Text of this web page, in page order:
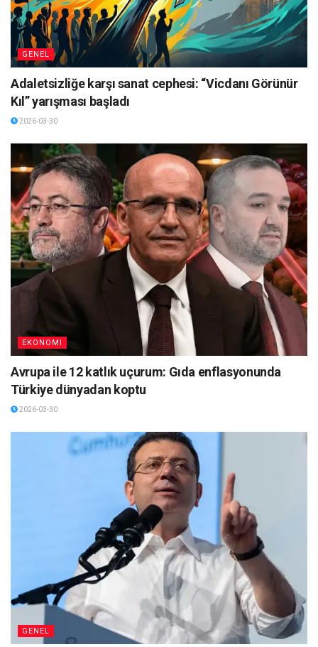
GENEL
Adaletsizliğe karşı sanat cephesi: “Vicdanı Görünür
Kıl” yarışması başladı
2026-03-30
EKONOMI
Avrupa ile 12 katlık uçurum: Gıda enflasyonunda
Türkiye dünyadan koptu
2026-03-30
GENEL